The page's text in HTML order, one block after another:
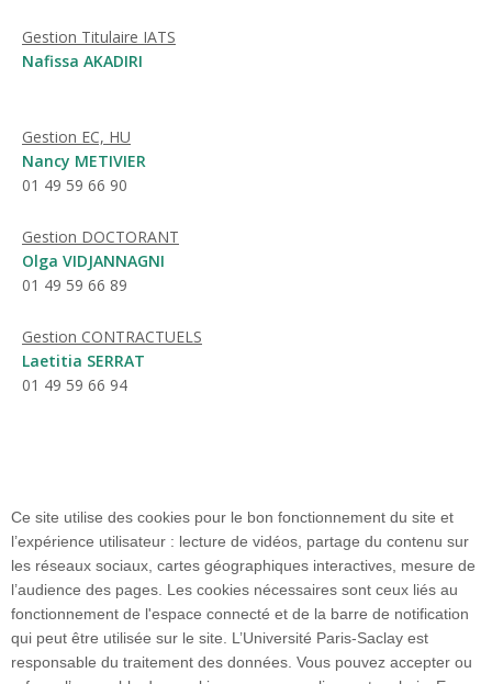
Gestion Titulaire IATS
Nafissa AKADIRI
Gestion EC, HU
Nancy METIVIER
01 49 59 66 90
Gestion DOCTORANT
Olga VIDJANNAGNI
01 49 59 66 89
Gestion CONTRACTUELS
Laetitia SERRAT
01 49 59 66 94
Faculté de Médecine
Ce site utilise des cookies pour le bon fonctionnement du site et
l’expérience utilisateur : lecture de vidéos, partage du contenu sur
les réseaux sociaux, cartes géographiques interactives, mesure de
l’audience des pages. Les cookies nécessaires sont ceux liés au
fonctionnement de l'espace connecté et de la barre de notification
qui peut être utilisée sur le site. L’Université Paris-Saclay est
responsable du traitement des données. Vous pouvez accepter ou